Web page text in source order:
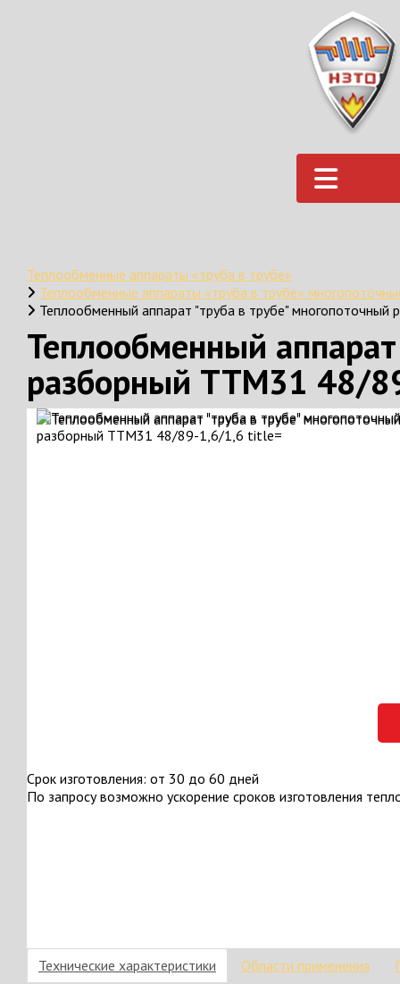
Теплообменные аппараты «труба в трубе»
Теплообменные аппараты «труба в трубе»
Теплообменный аппарат "труба в трубе"
Теплообменный
разборный ТТМ31 48/
Срок изготовления: от 30 до 60 дней
По запросу возможно ускорение сроков изготовления
Технические характеристики Области применения